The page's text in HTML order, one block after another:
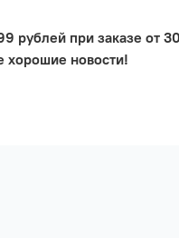
рублей при заказе от
хорошие новости!